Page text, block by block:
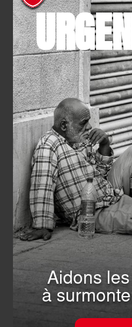
SECOURISME - 04.08.2026
Face aux
mobilisation de
différence :
EN
- 27.07.2026
Aidons
à